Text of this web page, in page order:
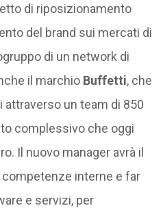
di riposizionamento
del brand sui mercati di
di un network di
il marchioBuffetti, che
un team di 850
complessivo che oggi
Il nuovo manager avrà il
interne e far
e servizi, per